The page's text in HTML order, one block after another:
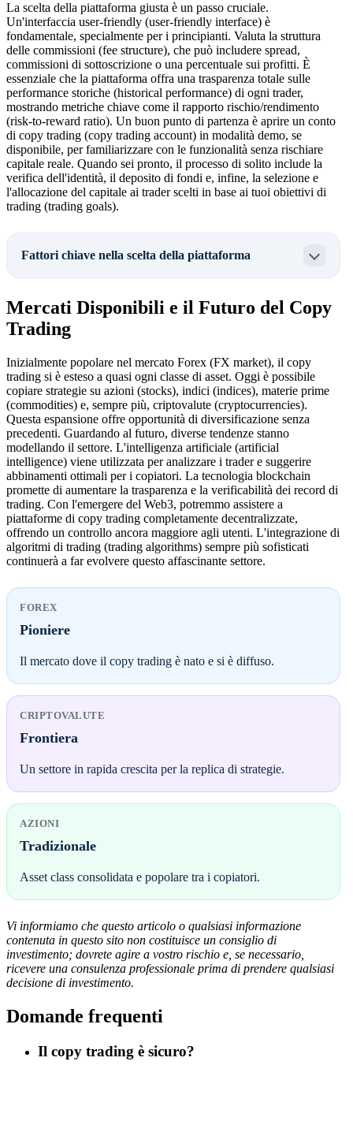
La scelta della piattaforma giusta è un passo cruciale.
Un'interfaccia user-friendly (user-friendly interface) è
fondamentale, specialmente per i principianti. Valuta la struttura
delle commissioni (fee structure), che può includere spread,
commissioni di sottoscrizione o una percentuale sui profitti. È
essenziale che la piattaforma offra una trasparenza totale sulle
performance storiche (historical performance) di ogni trader,
mostrando metriche chiave come il rapporto rischio/rendimento
(risk-to-reward ratio). Un buon punto di partenza è aprire un conto
di copy trading (copy trading account) in modalità demo, se
disponibile, per familiarizzare con le funzionalità senza rischiare
capitale reale. Quando sei pronto, il processo di solito include la
verifica dell'identità, il deposito di fondi e, infine, la selezione e
l'allocazione del capitale ai trader scelti in base ai tuoi obiettivi di
trading (trading goals).
Fattori chiave nella scelta della piattaforma
Mercati Disponibili e il Futuro del Copy
Trading
Inizialmente popolare nel mercato Forex (FX market), il copy
trading si è esteso a quasi ogni classe di asset. Oggi è possibile
copiare strategie su azioni (stocks), indici (indices), materie prime
(commodities) e, sempre più, criptovalute (cryptocurrencies).
Questa espansione offre opportunità di diversificazione senza
precedenti. Guardando al futuro, diverse tendenze stanno
modellando il settore. L'intelligenza artificiale (artificial
intelligence) viene utilizzata per analizzare i trader e suggerire
abbinamenti ottimali per i copiatori. La tecnologia blockchain
promette di aumentare la trasparenza e la verificabilità dei record di
trading. Con l'emergere del Web3, potremmo assistere a
piattaforme di copy trading completamente decentralizzate,
offrendo un controllo ancora maggiore agli utenti. L'integrazione di
algoritmi di trading (trading algorithms) sempre più sofisticati
continuerà a far evolvere questo affascinante settore.
FOREX
Pioniere
Il mercato dove il copy trading è nato e si è diffuso.
CRIPTOVALUTE
Frontiera
Un settore in rapida crescita per la replica di strategie.
AZIONI
Tradizionale
Asset class consolidata e popolare tra i copiatori.
Vi informiamo che questo articolo o qualsiasi informazione
contenuta in questo sito non costituisce un consiglio di
investimento; dovrete agire a vostro rischio e, se necessario,
ricevere una consulenza professionale prima di prendere qualsiasi
decisione di investimento.
Domande frequenti
Il copy trading è sicuro?